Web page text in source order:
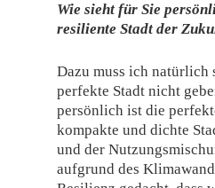
Wie sieht für Sie
resiliente Stadt der
Dazu muss ich natürlich
perfekte Stadt nicht
persönlich ist die
kompakte und dichte
und der
aufgrund des